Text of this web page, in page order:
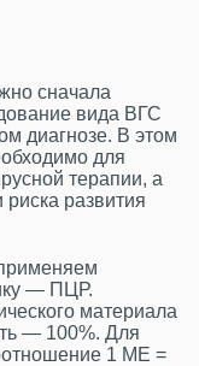
сначала
вида ВГС
диагнозе. В этом
для
терапии, а
развития
— ПЦР.
материала
— 100%. Для
1 МЕ =